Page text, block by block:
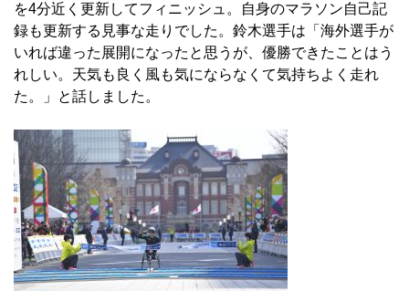
を4分近く更新してフィニッシュ。自身のマラソン自己記
録も更新する見事な走りでした。鈴木選手は「海外選手が
いれば違った展開になったと思うが、優勝できたことはう
れしい。天気も良く風も気にならなくて気持ちよく走れ
た。」と話しました。